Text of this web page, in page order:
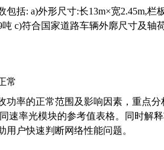
包括: a)外形尺寸:长13m×宽2.45m,栏
吨 c)符合国家道路车辆外廓尺寸及轴
常
功率的正常范围及影响因素，重点
速率光模块的参考值表格。同时解
用户快速判断网络性能问题。